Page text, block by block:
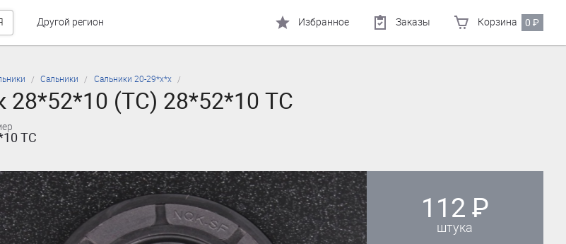
Другой регион Избранное Заказы Корзина 0₽
Сальники Сальники 20-29*х*х
28*52*10 (TC) 28*52*10 TC
TC
112 ₽
штука